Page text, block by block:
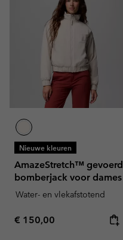
Nieuwe kleuren
AmazeStretch™ gevoerd
bomberjack voor dames
Water- en vlekafstotend
Regular price:
€ 150,00